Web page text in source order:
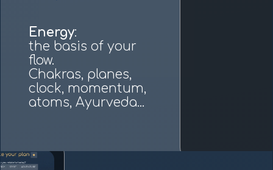
Energy:
the basis of your
flow.
Chakras, planes,
clock, momentum,
atoms, Ayurveda...